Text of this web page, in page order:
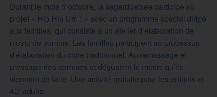
Durant le mois d’octobre, la sagardoetxea participe au
projet « Hip Hip Urri ! » avec un programme spécial dirigé
aux familles, qui consiste à un atelier d’élaboration de
mosto de pomme. Les familles participent au processus
d’élaboration du cidre traditionnel. Au ramassage et
pressage des pommes et dégustent le mosto qu’ils
viennent de faire. Une activité gratuite pour les enfants et
4€/ adulte.